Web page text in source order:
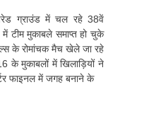
ग्राउंड में चल रहे 38वें
में टीम मुकाबले समाप्त हो चुके
के रोमांचक मैच खेले जा रहे
के मुकाबलों में खिलाड़ियों ने
फाइनल में जगह बनाने के